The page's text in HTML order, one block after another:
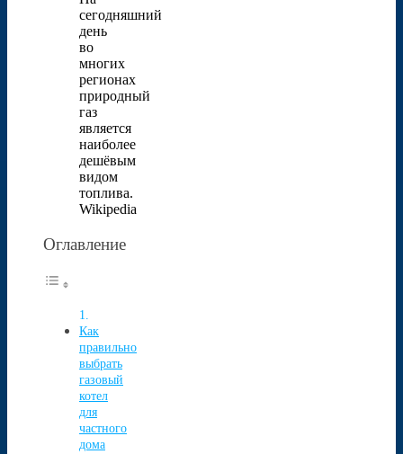
сегодняшний
день
во
многих
регионах
природный
газ
является
наиболее
дешёвым
видом
топлива.
Wikipedia
Оглавление
Как
правильно
выбрать
газовый
котел
для
частного
дома